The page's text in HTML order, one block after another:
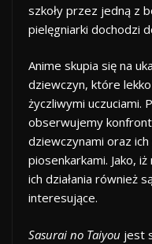
szkoły przez jedną z
pielęgniarki dochodzi
Anime skupia się na
dziewczyn, które
życzliwymi uczuciami.
obserwujemy
dziewczynami oraz
piosenkarkami. Jako,
ich działania również
interesujące.
Sasurai no Taiyou jest